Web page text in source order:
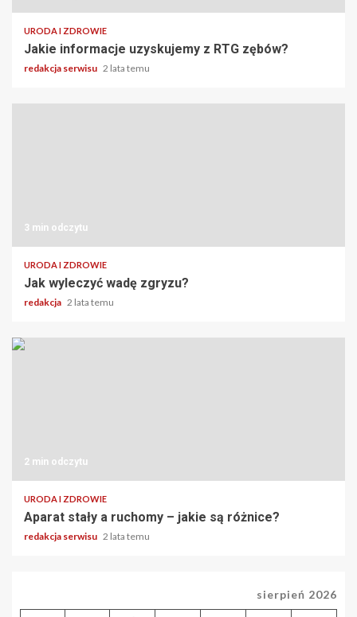
URODA I ZDROWIE
Jakie informacje uzyskujemy z RTG zębów?
redakcja serwisu 2 lata temu
3 min odczytu
URODA I ZDROWIE
Jak wyleczyć wadę zgryzu?
redakcja 2 lata temu
2 min odczytu
URODA I ZDROWIE
Aparat stały a ruchomy – jakie są różnice?
redakcja serwisu 2 lata temu
sierpień 2026